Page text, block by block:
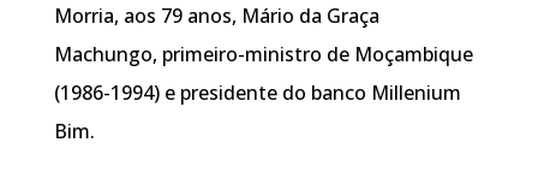
Morria, aos 79 anos, Mário da Graça
Machungo, primeiro-ministro de Moçambique
(1986-1994) e presidente do banco Millenium
Bim.